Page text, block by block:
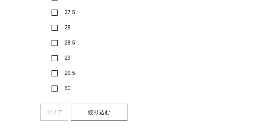
27.5
28
28.5
29
29.5
30
クリア 絞り込む